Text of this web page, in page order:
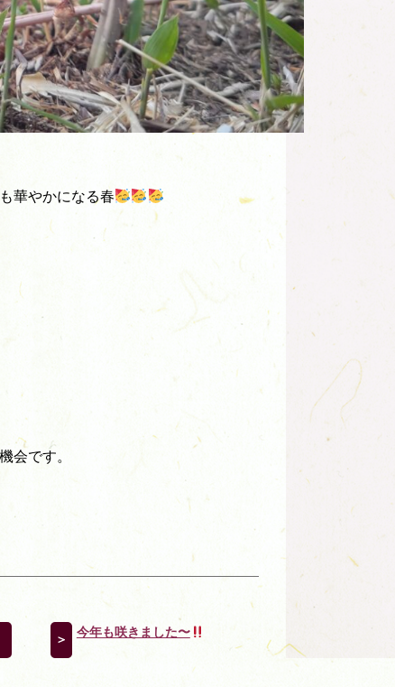
華やかになる春
会です。
＞
今年も咲きました〜